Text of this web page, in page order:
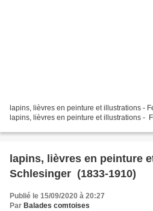
lapins, lièvres en peinture et illustrations -
lapins, lièvres en peinture et
Schlesinger (1833-1910)
Publié le 15/09/2020 à 20:27
Par Balades comtoises